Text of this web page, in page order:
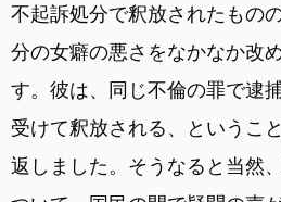
不起訴処分で釈放されたもの
分の女癖の悪さをなかなか改
す。彼は、同じ不倫の罪で逮
受けて釈放される、というこ
返しました。そうなると当然